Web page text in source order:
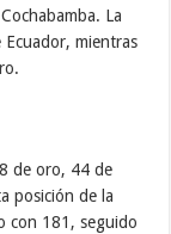
La
mientras
de oro, 44 de
posición de la
con 181, seguido